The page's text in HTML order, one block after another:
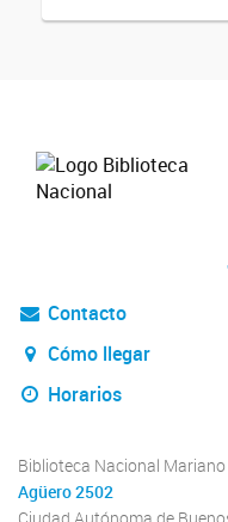
Contacto
Cómo llegar
Horarios
Biblioteca Nacional
Agüero 2502